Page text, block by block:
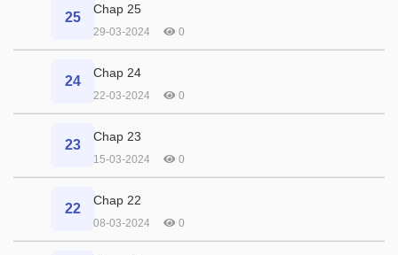
25
Chap 25
29-03-2024 0
24
Chap 24
22-03-2024 0
23
Chap 23
15-03-2024 0
22
Chap 22
08-03-2024 0